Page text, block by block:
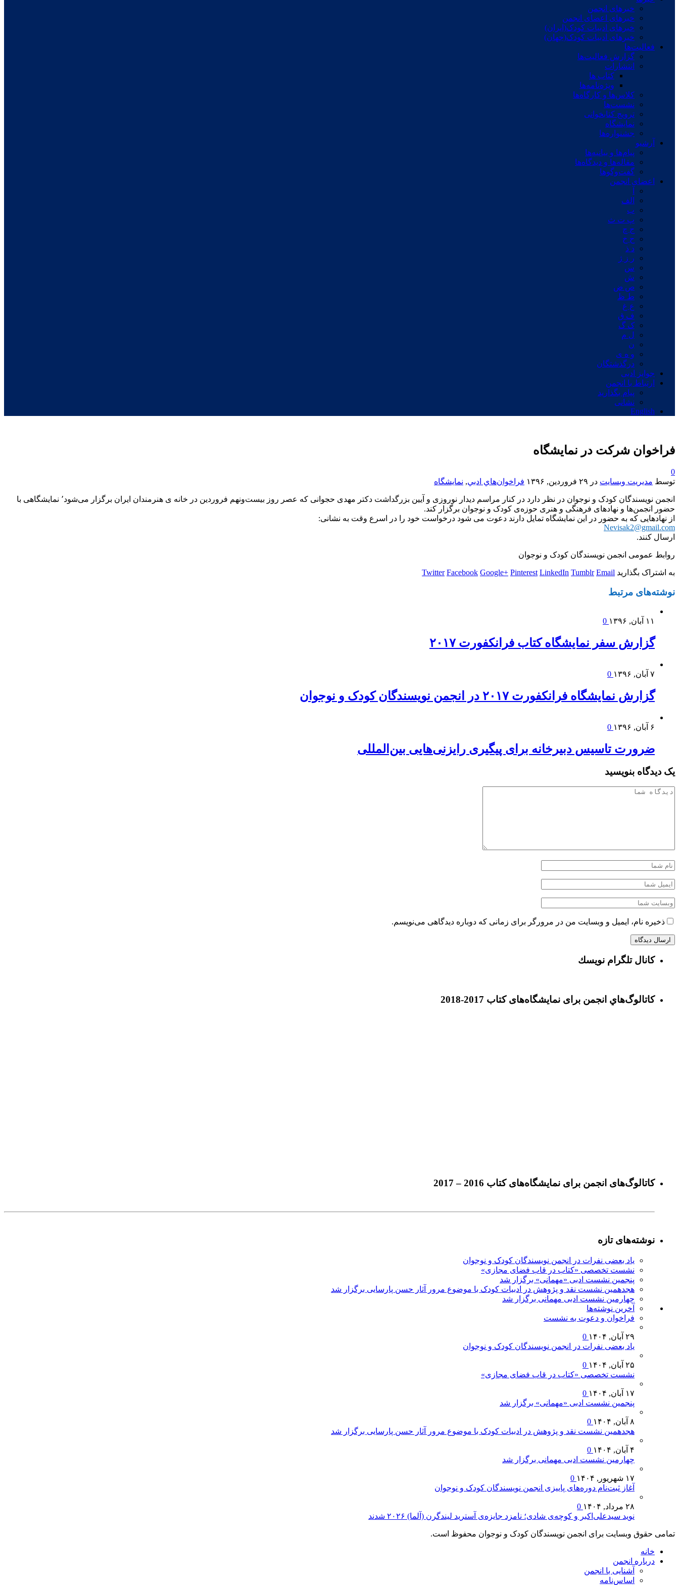
خبرهای انجمن
خبرهای اعضای انجمن
خبرهای ادبیات کودک(ایران)
خبرهای ادبیات کودک(جهان)
فعالیت‌ها
گزارش فعالیت‌ها
انتشارات
کتاب ها
ویژه‌نامه‌ها
کلاس‌ها و کارگاه‌ها
نشست‌ها
ترویج کتابخوانی
نمایشگاه
جشنواره‌ها
آرشیو
پیام‌ها و بیانیه‌ها
مقاله‌ها و دیدگاه‌ها
گفت‌وگوها
اعضای انجمن
الف
ب
پ ت ث
ج چ
ح خ
د ذ
ر ز ژ
س
ش
ص ض
ط ظ
ع غ
ف ق
ک گ
ل م
ن
و ه ی
درگذشتگان
جوایز ادبی
ارتباط با انجمن
پیام بگذارید
نشانی
English
فراخوان شرکت در نمایشگاه
0
توسط مدیریت وبسایت در ۲۹ فروردین, ۱۳۹۶ فراخوان‌هاي ادبي, نمایشگاه
انجمن نویسندگان کودک و نوجوان در نظر دارد در کنار مراسم دیدار نوروزی و آیین بزرگداشت دکتر مهدی حجوانی که عصر روز بیست‌ونهم فروردین در خانه ی هنرمندان ایران برگزار می‌شود٬ نمایشگاهی با
حضور انجمن‌ها و نهادهای فرهنگی و هنری حوزه‌ی کودک و نوجوان برگزار کند.
از نهادهایی که به‌ حضور در این نمایشگاه تمایل دارند دعوت می شود درخواست خود را در اسرع وقت به نشانی:
Nevisak2@gmail.com
ارسال کنند.
روابط عمومی انجمن نویسندگان کودک و نوجوان
به اشتراک بگذارید Twitter Facebook Google+ Pinterest LinkedIn Tumblr Email
نوشته‌های مرتبط
۱۱ آبان, ۱۳۹۶
گزارش سفر نمایشگاه کتاب فرانکفورت ۲۰۱۷
۷ آبان, ۱۳۹۶
گزارش نمایشگاه فرانکفورت ۲۰۱۷ در انجمن نویسندگان کودک و نوجوان
۶ آبان, ۱۳۹۶
ضرورت تاسیس دبیرخانه‌ برای پیگیری رایزنی‌هایی بین‌المللی
یک دیدگاه بنویسید
ذخیره نام، ایمیل و وبسایت من در مرورگر برای زمانی که دوباره دیدگاهی می‌نویسم.
كانال تلگرام نويسك
كاتالوگ‌هاي انجمن برای نمايشگاه‌های كتاب 2017-2018
كاتالوگ‌های انجمن برای نمايشگاه‌های كتاب 2016 – 2017
نوشته‌های تازه
یاد بعضی نفرات در انجمن نویسندگان کودک و نوجوان
نشست تخصصی «کتاب در قاب فضای مجازی»
پنجمین نشست ادبی «مهمانی» برگزار شد
هجدهمین نشست نقد و پژوهش در ادبیات کودک با موضوع مرور آثار حسن پارسایی برگزار شد
چهارمین نشست ادبی مهمانی برگزار شد
آخرين‌ نوشته‌ها
فراخوان و دعوت به نشست
۲۹ آبان, ۱۴۰۴
یاد بعضی نفرات در انجمن نویسندگان کودک و نوجوان
۲۵ آبان, ۱۴۰۴
نشست تخصصی «کتاب در قاب فضای مجازی»
۱۷ آبان, ۱۴۰۴
پنجمین نشست ادبی «مهمانی» برگزار شد
۸ آبان, ۱۴۰۴
هجدهمین نشست نقد و پژوهش در ادبیات کودک با موضوع مرور آثار حسن پارسایی برگزار شد
۴ آبان, ۱۴۰۴
چهارمین نشست ادبی مهمانی برگزار شد
۱۷ شهریور, ۱۴۰۴
آغاز ثبت‌نام دوره‌های پاییزی انجمن نویسندگان کودک و نوجوان
۲۸ مرداد, ۱۴۰۴
نوید سیدعلی‌اکبر و کوچه‌ی شادی؛ نامزد جایزه‌ی آسترید لیندگرن (آلما) ۲۰۲۶ شدند
تمامی حقوق وبسایت برای انجمن نویسندگان کودک و نوجوان محفوظ است.
خانه
درباره انجمن
آشنایی با انجمن
اساس‌نامه